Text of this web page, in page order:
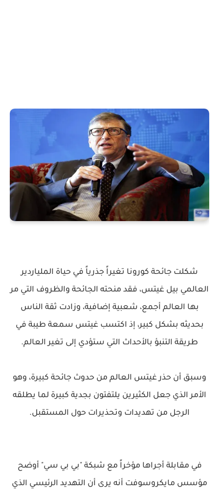
شكلت جائحة كورونا تغيراً جذرياً في حياة الملياردير
العالمي بيل غيتس، فقد منحته الجائحة والظروف التي مر
بها العالم أجمع، شعبية إضافية، وزادت ثقة الناس
بحديثه بشكل كبير، إذ اكتسب غيتس سمعة طيبة في
طريقة التنبؤ بالأحداث التي ستؤدي إلى تغير العالم.
وسبق أن حذر غيتس العالم من حدوث جائحة كبيرة، وهو
الأمر الذي جعل الكثيرين يلتفتون بجدية كبيرة لما يطلقه
الرجل من تهديدات وتحذيرات حول المستقبل.
في مقابلة أجراها مؤخراً مع شبكة "بي بي سي" أوضح
مؤسس مايكروسوفت أنه يرى أن التهديد الرئيسي الذي